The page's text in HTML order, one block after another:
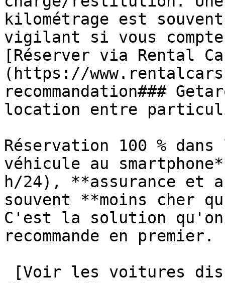
kilométrage est
vigilant si vous
[Réserver via Rental
(https://
recommandation###
location entre
Réservation 100 %
véhicule au
h/24), **assurance et
souvent **moins cher
C'est la solution
recommande en premier.